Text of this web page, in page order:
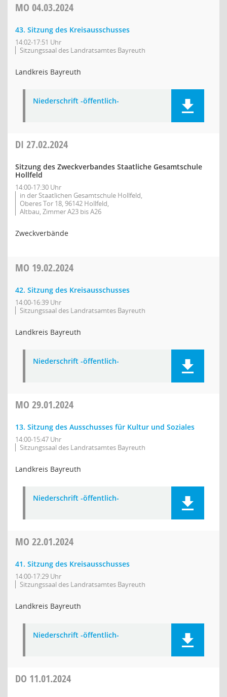
MO 04.03.2024
43. Sitzung des Kreisausschusses
14:02-17:51 Uhr
Sitzungssaal des Landratsamtes Bayreuth
Landkreis Bayreuth
Niederschrift -öffentlich-
DI 27.02.2024
Sitzung des Zweckverbandes Staatliche Gesamtschule
Hollfeld
14:00-17:30 Uhr
in der Staatlichen Gesamtschule Hollfeld,
Oberes Tor 18, 96142 Hollfeld,
Altbau, Zimmer A23 bis A26
Zweckverbände
MO 19.02.2024
42. Sitzung des Kreisausschusses
14:00-16:39 Uhr
Sitzungssaal des Landratsamtes Bayreuth
Landkreis Bayreuth
Niederschrift -öffentlich-
MO 29.01.2024
13. Sitzung des Ausschusses für Kultur und Soziales
14:00-15:47 Uhr
Sitzungssaal des Landratsamtes Bayreuth
Landkreis Bayreuth
Niederschrift -öffentlich-
MO 22.01.2024
41. Sitzung des Kreisausschusses
14:00-17:29 Uhr
Sitzungssaal des Landratsamtes Bayreuth
Landkreis Bayreuth
Niederschrift -öffentlich-
DO 11.01.2024